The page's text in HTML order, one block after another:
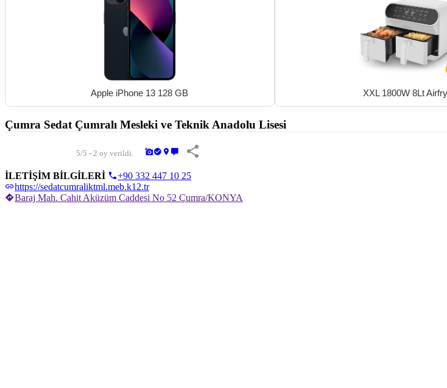
İlanlar
Blog
Apple iPhone 13 128 GB XXL 1800W 8Lt
Çumra Sedat Çumralı Mesleki ve Teknik Anadolu Lisesi
5/5 - 2 oy verildi.
İLETİŞİM BİLGİLERİ
+90 332 447 10 25
https://sedatcumraliktml.meb.k12.tr
Baraj Mah. Cahit Aküzüm Caddesi No 52 Çumra/KONYA